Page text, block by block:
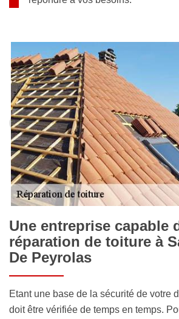
Une entreprise capable
réparation de toiture à
De Peyrolas
Etant une base de la sécurité de votre
doit être vérifiée de temps en temps.